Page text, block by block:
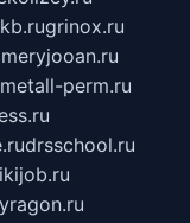
grinox.ru
metall-perm.ru
drsschool.ru